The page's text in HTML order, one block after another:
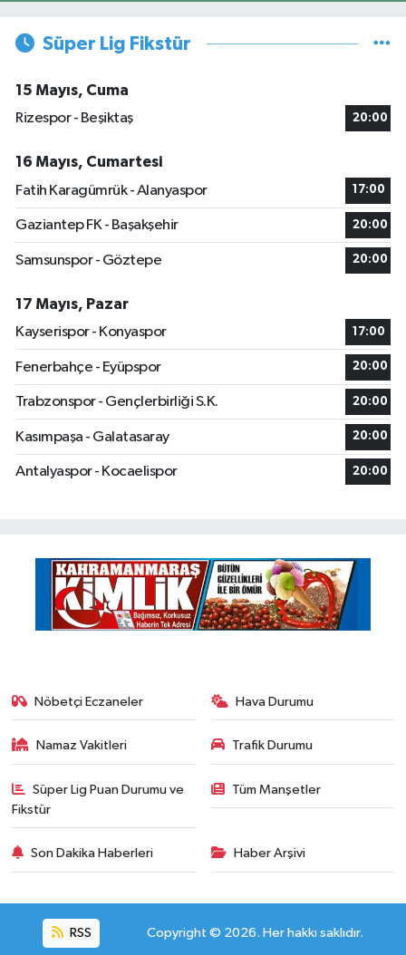
Süper Lig Fikstür
15 Mayıs, Cuma
Rizespor - Beşiktaş
20:00
16 Mayıs, Cumartesi
Fatih Karagümrük - Alanyaspor
17:00
Gaziantep FK - Başakşehir 20:00
Samsunspor - Göztepe 20:00
17 Mayıs, Pazar
Kayserispor - Konyaspor
17:00
Fenerbahçe - Eyüpspor 20:00
Trabzonspor - Gençlerbirliği S.K. 20:00
Kasımpaşa - Galatasaray 20:00
Antalyaspor - Kocaelispor 20:00
Nöbetçi Eczaneler Hava Durumu
Namaz Vakitleri Trafik Durumu
Süper Lig Puan Durumu ve
Fikstür
Tüm Manşetler
Son Dakika Haberleri Haber Arşivi
RSS Copyright © 2026. Her hakkı saklıdır.